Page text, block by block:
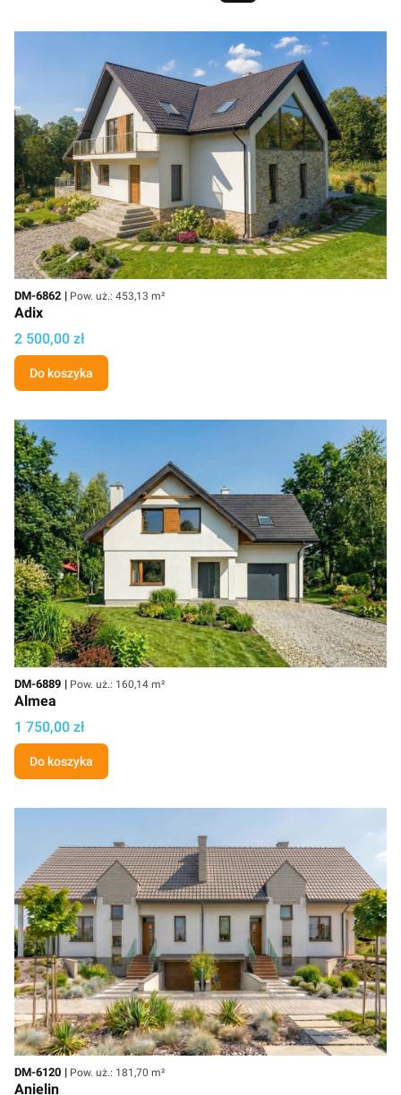
Kod
DM-6862 Powierzchnia użytkowa
Pow. uż.: 453,13 m²
Adix
Cena projektu
2 500,00 zł
Do koszyka
Kod
DM-6889 Powierzchnia użytkowa
Pow. uż.: 160,14 m²
Almea
Cena projektu
1 750,00 zł
Do koszyka
Kod
DM-6120 Powierzchnia użytkowa
Pow. uż.: 181,70 m²
Anielin